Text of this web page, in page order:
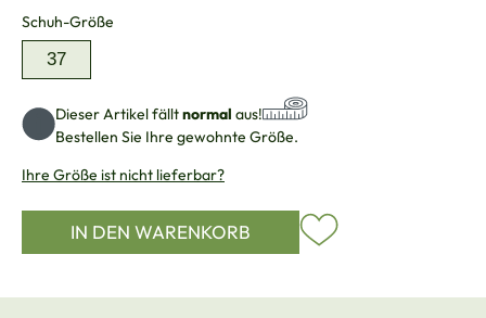
Schuh-Größe
37
Dieser Artikel fälltnormal aus!
Bestellen Sie Ihre gewohnte Größe.
Ihre Größe ist nicht lieferbar?
IN DEN WARENKORB